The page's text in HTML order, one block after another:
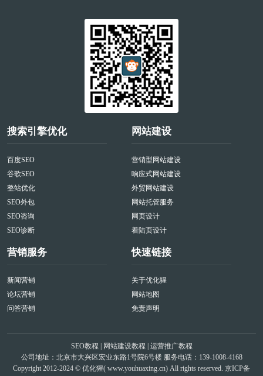
搜索引擎优化
百度SEO
谷歌SEO
整站优化
SEO外包
SEO咨询
SEO诊断
网站建设
营销型网站建设
响应式网站建设
外贸网站建设
网站托管服务
网页设计
着陆页设计
营销服务
新闻营销
论坛营销
问答营销
快速链接
关于优化猩
网站地图
免责声明
SEO教程 | 网站建设教程 | 运营推广教程
公司地址：北京市大兴区宏业东路1号院6号楼 服务电话：139-1008-4168
Copyright 2012-2024 © 优化猩( www.youhuaxing.cn) All rights reserved. 京ICP备